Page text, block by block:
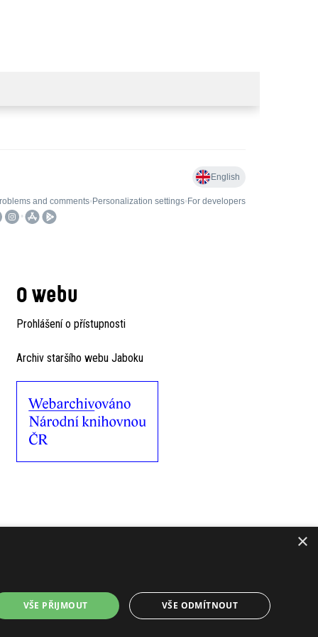
O webu
Prohlášení o přístupnosti
Archiv staršího webu Jaboku
×
VŠE PŘIJMOUT VŠE ODMÍTNOUT